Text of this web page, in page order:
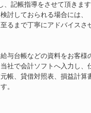
、記帳指導をさせて頂きます
討しておられる場合には、
るまで丁寧にアドバイスさ
与台帳などの資料をお客様
社で会計ソフトへ入力し、
帳、貸借対照表、損益計算
。